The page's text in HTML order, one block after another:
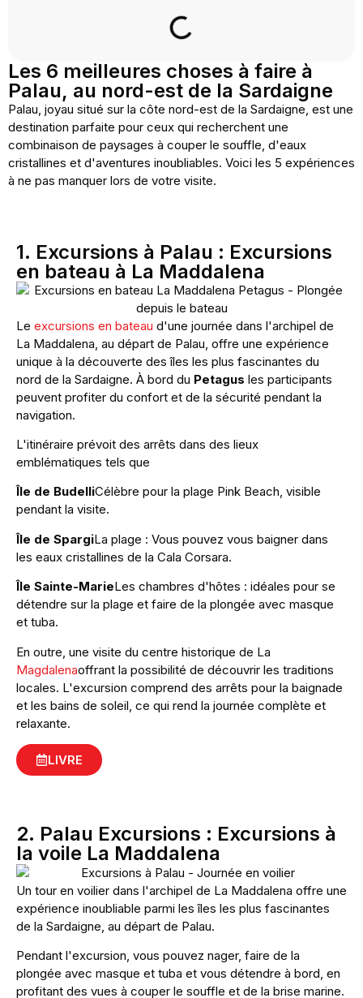
Les 6 meilleures choses à faire à
Palau, au nord-est de la Sardaigne
Palau, joyau situé sur la côte nord-est de la Sardaigne, est une
destination parfaite pour ceux qui recherchent une
combinaison de paysages à couper le souffle, d'eaux
cristallines et d'aventures inoubliables. Voici les 5 expériences
à ne pas manquer lors de votre visite.
1. Excursions à Palau : Excursions
en bateau à La Maddalena
Le excursions en bateau d'une journée dans l'archipel de
La Maddalena, au départ de Palau, offre une expérience
unique à la découverte des îles les plus fascinantes du
nord de la Sardaigne. À bord du Petagus les participants
peuvent profiter du confort et de la sécurité pendant la
navigation.
L'itinéraire prévoit des arrêts dans des lieux
emblématiques tels que
Île de BudelliCélèbre pour la plage Pink Beach, visible
pendant la visite.
Île de SpargiLa plage : Vous pouvez vous baigner dans
les eaux cristallines de la Cala Corsara.
Île Sainte-MarieLes chambres d'hôtes : idéales pour se
détendre sur la plage et faire de la plongée avec masque
et tuba.
En outre, une visite du centre historique de La
Magdalenaoffrant la possibilité de découvrir les traditions
locales. L'excursion comprend des arrêts pour la baignade
et les bains de soleil, ce qui rend la journée complète et
relaxante.
LIVRE
2. Palau Excursions : Excursions à
la voile La Maddalena
Un tour en voilier dans l'archipel de La Maddalena offre une
expérience inoubliable parmi les îles les plus fascinantes
de la Sardaigne, au départ de Palau.
Pendant l'excursion, vous pouvez nager, faire de la
plongée avec masque et tuba et vous détendre à bord, en
profitant des vues à couper le souffle et de la brise marine.